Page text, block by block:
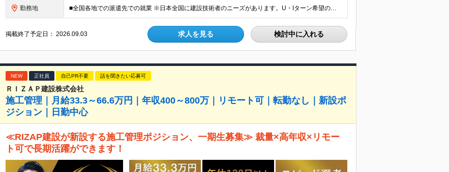
勤務地 ■全国各地での派遣先での就業 ※日本全国に建設技術者のニーズがあります。U・Iターン希望の方も歓迎しておりますので、ご希望を気軽にお聞かせください。 ◆本社／東京都港区赤坂3-8-15 THE AK
掲載終了予定日：2026.09.03 求人を見る 検討中に入れる
NEW 正社員 自己PR不要 話を聞きたい応募可
ＲＩＺＡＰ建設株式会社
施工管理｜月給33.3～66.6万円｜年収400～800万｜リモート可｜転勤なし｜新設ポ
ジション｜日勤中心
≪RIZAP建設が新設する施工管理ポジション、一期生募集≫ 裁量×高年収×リモー
ト可で長期活躍ができます！